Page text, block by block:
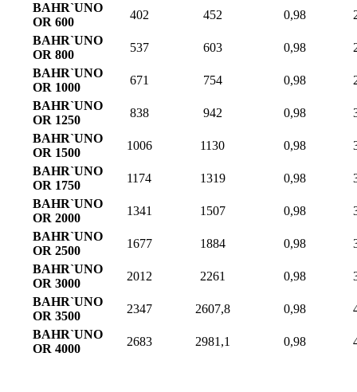
BAHR`UNO
OR 600
402 452 0,98
BAHR`UNO
OR 800
537 603 0,98
BAHR`UNO
OR 1000
671 754 0,98
BAHR`UNO
OR 1250
838 942 0,98
BAHR`UNO
OR 1500
1006 1130 0,98
BAHR`UNO
OR 1750
1174 1319 0,98
BAHR`UNO
OR 2000
1341 1507 0,98
BAHR`UNO
OR 2500
1677 1884 0,98
BAHR`UNO
OR 3000
2012 2261 0,98
BAHR`UNO
OR 3500
2347 2607,8 0,98
BAHR`UNO
OR 4000
2683 2981,1 0,98